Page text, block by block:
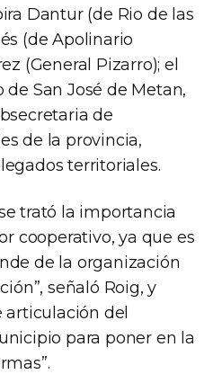
Dantur (de Rio de las
(de Apolinario
(General Pizarro); el
San José de Metan,
de
de la provincia,
territoriales.
trató la importancia
cooperativo, ya que es
de la organización
señaló Roig, y
articulación del
para poner en la